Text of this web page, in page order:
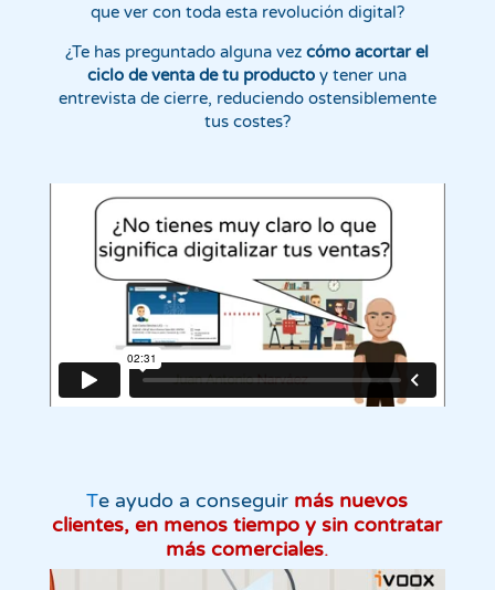
que ver con toda esta revolución digital?
¿Te has preguntado alguna vezcómo acortar el
ciclo de venta de tu producto y tener una
entrevista de cierre, reduciendo ostensiblemente
tus costes?
Te ayudo a conseguir más nuevos
clientes, en menos tiempo y sin contratar
más comerciales.